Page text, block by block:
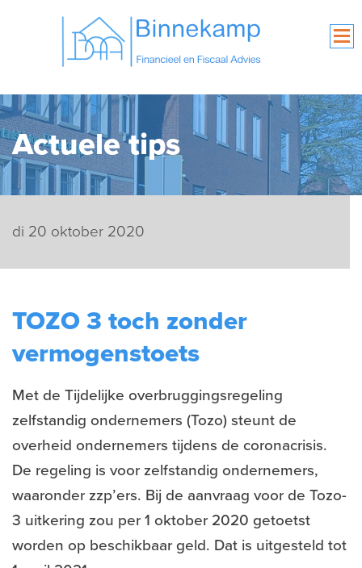
Actuele tips
di 20 oktober 2020
TOZO 3 toch zonder
vermogenstoets
Met de Tijdelijke overbruggingsregeling
zelfstandig ondernemers (Tozo) steunt de
overheid ondernemers tijdens de coronacrisis.
De regeling is voor zelfstandig ondernemers,
waaronder zzp’ers. Bij de aanvraag voor de Tozo-
3 uitkering zou per 1 oktober 2020 getoetst
worden op beschikbaar geld. Dat is uitgesteld tot